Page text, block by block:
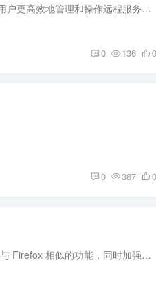
Electerm是一个跨平台的终端模拟器，它提供了多个功能强大的工具，帮助用户更高效地管理和操作远程服务器。
0 136 0
0 387 0
LibreWolf 是一个基于 Firefox 的自由和隐私导向的网络浏览器。它旨在提供与 Firefox 相似的功能，同时加强用户隐私和安全性。